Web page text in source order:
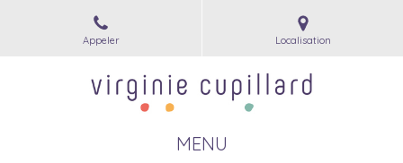
Appeler Localisation
MENU